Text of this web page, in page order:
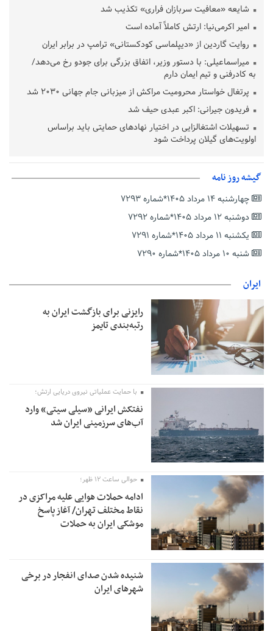
شایعه «معافیت سربازان فراری» تکذیب شد
امیر اکرمی‌نیا: ارتش کاملاً آماده است
روایت گاردین از «دیپلماسی کودکستانی» ترامپ در برابر ایران
میراسماعیلی: با دستور وزیر، اتفاق بزرگی برای جودو رخ می‌دهد/
به کادرفنی و تیم ایمان دارم
پرتغال خواستار محرومیت مراکش از میزبانی جام جهانی ۲۰۳۰ شد
فریدون جیرانی: اکبر عبدی حیف شد
تسهیلات اشتغالزایی در اختیار نهادهای حمایتی باید براساس
اولویت‌های گیلان پرداخت شود
دفتر رهبر انقلاب: مطالب خارج از مراجع رسمی فاقد سندیت است
بقائی: فضای مذاکرات فنی و سیاسی ایران و عمان درباره تنگه هرمز،
مثبت است
رئیس سازمان جهاد کشاورزی استان: کشاورزان گیلان نسبت به
دریافت یارانه کود اقدام کنند
گیشه روز نامه
چهارشنبه ۱۴ مرداد ۱۴۰۵*شماره ۷۲۹۳
دوشنبه ۱۲ مرداد ۱۴۰۵*شماره ۷۲۹۲
یکشنبه ۱۱ مرداد ۱۴۰۵*شماره ۷۲۹۱
شنبه ۱۰ مرداد ۱۴۰۵*شماره ۷۲۹۰
ایران
رایزنی برای بازگشت ایران به
رتبه‌بندی تایمز
با حمایت عملیاتی نیروی دریایی ارتش؛
نفتکش ایرانی «سیلی سیتی» وارد
آب‌های سرزمینی ایران شد
حوالی ساعت ۱۲ ظهر؛
ادامه حملات هوایی علیه مراکزی در
نقاط مختلف تهران/ آغاز پاسخ
موشکی ایران به حملات
شنیده شدن صدای انفجار در برخی
شهرهای ایران